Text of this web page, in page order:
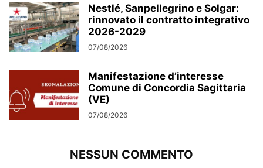
Nestlé, Sanpellegrino e Solgar:
rinnovato il contratto integrativo
2026-2029
07/08/2026
Manifestazione d’interesse
Comune di Concordia Sagittaria
(VE)
07/08/2026
NESSUN COMMENTO